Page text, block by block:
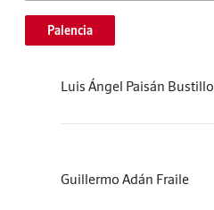
Palencia
Luis Ángel Paisán Bustillo
Guillermo Adán Fraile